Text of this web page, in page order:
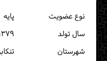
نوع عضویت
پایه
سال تولد
شهرستان